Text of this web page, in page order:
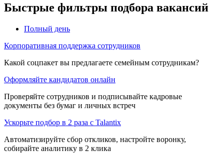
Быстрые фильтры подбора вакансий
Полный день
Корпоративная поддержка сотрудников
Какой соцпакет вы предлагаете семейным сотрудникам?
Оформляйте кандидатов онлайн
Проверяйте сотрудников и подписывайте кадровые
документы без бумаг и личных встреч
Ускорьте подбор в 2 раза с Talantix
Автоматизируйте сбор откликов, настройте воронку,
собирайте аналитику в 2 клика